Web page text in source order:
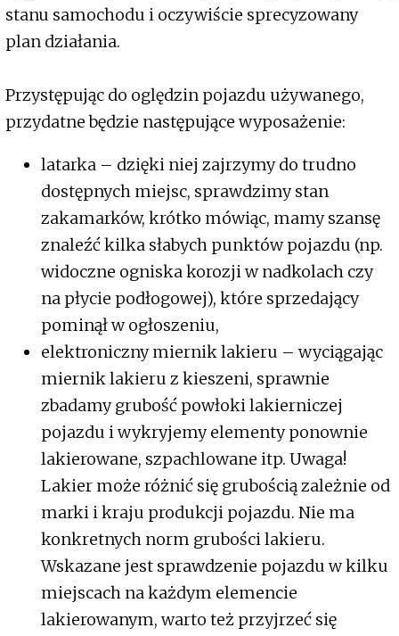
stanu samochodu i oczywiście sprecyzowany
plan działania.
Przystępując do oględzin pojazdu używanego,
przydatne będzie następujące wyposażenie:
latarka – dzięki niej zajrzymy do trudno
dostępnych miejsc, sprawdzimy stan
zakamarków, krótko mówiąc, mamy szansę
znaleźć kilka słabych punktów pojazdu (np.
widoczne ogniska korozji w nadkolach czy
na płycie podłogowej), które sprzedający
pominął w ogłoszeniu,
elektroniczny miernik lakieru – wyciągając
miernik lakieru z kieszeni, sprawnie
zbadamy grubość powłoki lakierniczej
pojazdu i wykryjemy elementy ponownie
lakierowane, szpachlowane itp. Uwaga!
Lakier może różnić się grubością zależnie od
marki i kraju produkcji pojazdu. Nie ma
konkretnych norm grubości lakieru.
Wskazane jest sprawdzenie pojazdu w kilku
miejscach na każdym elemencie
lakierowanym, warto też przyjrzeć się